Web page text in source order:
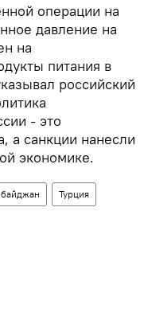
операции на
давление на
на
питания в
российский
- это
а санкции нанесли
экономике.
Турция